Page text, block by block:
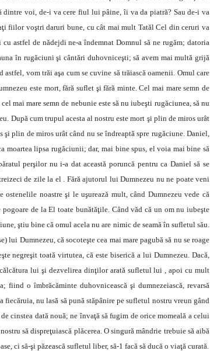
dintre voi, de-i va cere fiul lui pâine, îi va da piatră? Sau de-i va
fiilor voştri daruri bune, cu cât mai mult Tatăl Cel din ceruri va
astfel de nădejdi ne-a îndemnat Domnul să ne rugăm; datoria
în rugăciuni şi cântări duhovniceşti; să avem mai multă grijă
vom trăi aşa cum se cuvine să trăiască oamenii. Omul care
este mort, fără suflet şi fără minte. Cel mai mare semn de
mai mare semn de nebunie este să nu iubeşti rugăciunea, să nu
După cum trupul acesta al nostru este mort şi plin de miros urât
plin de miros urât când nu se îndreaptă spre rugăciune. Daniel,
moartea lipsa rugăciunii; dar, mai bine spus, el voia mai bine să
perşilor nu i-a dat această poruncă pentru ca Daniel să se
de zile la el . Fără ajutorul lui Dumnezeu nu ne poate veni
noastre şi le uşurează mult, când Dumnezeu vede că
de la El toate bunătăţile. Când văd că un om nu iubeşte
ştiu bine că omul acela nu are nimic de seamă în sufletul său.
lui Dumnezeu, că socoteşte cea mai mare pagubă să nu se roage
negreşit toată virtutea, că este biserică a lui Dumnezeu. Dacă,
lui şi dezvelirea dinţilor arată sufletul lui , apoi cu mult
o îmbrăcăminte duhovnicească şi dumnezeiască, revarsă
nu lasă să pună stăpânire pe sufletul nostru vreun gând
cinstea dată nouă; ne învaţă să fugim de orice momeală a celui
să dispreţuiască plăcerea. O singură mândrie trebuie să aibă
ci să-şi păzească sufletul liber, să-1 facă să ducă o viaţă curată.